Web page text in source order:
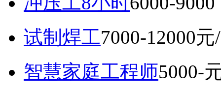
试制焊工7000-12000元
智慧家庭工程师5000-